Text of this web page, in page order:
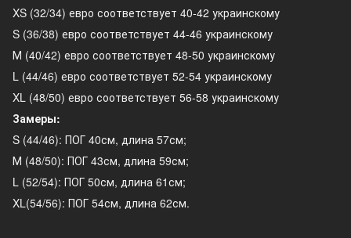
XS (32/34) евро соответствует 40-42 украинскому
S (36/38) евро соответствует 44-46 украинскому
М (40/42) евро соответствует 48-50 украинскому
L (44/46) евро соответствует 52-54 украинскому
XL (48/50) евро соответствует 56-58 украинскому
Замеры:
S (44/46): ПОГ 40см, длина 57см;
М (48/50): ПОГ 43см, длина 59см;
L (52/54): ПОГ 50см, длина 61см;
XL(54/56): ПОГ 54см, длина 62см.